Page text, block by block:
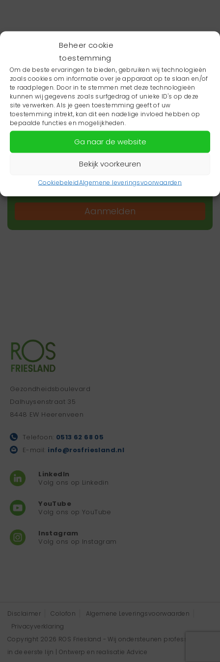
Beheer cookie
toestemming
Om de beste ervaringen te bieden, gebruiken wij technologieën
zoals cookies om informatie over je apparaat op te slaan en/of
te raadplegen. Door in te stemmen met deze technologieën
kunnen wij gegevens zoals surfgedrag of unieke ID's op deze
site verwerken. Als je geen toestemming geeft of uw
toestemming intrekt, kan dit een nadelige invloed hebben op
bepaalde functies en mogelijkheden.
Ga naar de website
Bekijk voorkeuren
CookiebeleidAlgemene leveringsvoorwaarden
Wil je niets missen?
Wil je op de hoogte blijven van het laatste
zorgnieuws in jouw regio? Schrijf je dan in voor
onze nieuwsbrief.
Aanmelden
Gezondheidsboulevard
Dalhuysenstraat 35
8448 EW Heerenveen
Telefoon: 0513 62 68 05
E-mail: info@rosfriesland.nl
LinkedIn
Volg ons op Linkedin
YouTube
Volg ons op YouTube
Instagram
Volg ons op Instagram
Disclaimer Colofon
Algemene Leveringsvoorwaarden
Privacyverklaring
Copyright 2026 ROS Friesland - Wij ondersteunen professionals
in de eerste lijn | Ontwerp en realisatie Advice